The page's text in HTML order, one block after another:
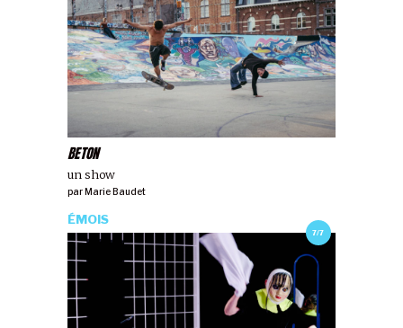
BETON
un show
par Marie Baudet
7/7
ÉMOIS